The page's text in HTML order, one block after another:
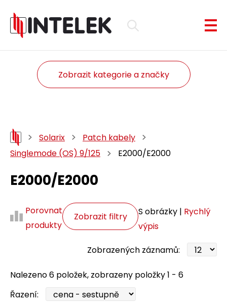
Zobrazit kategorie a značky
Solarix
Patch kabely
Singlemode (OS) 9/125
E2000/E2000
E2000/E2000
Porovnat
produkty
Zobrazit filtry S obrázky | Rychlý
výpis
Zobrazených záznamů:
Nalezeno 6 položek, zobrazeny položky 1 - 6
Řazení: